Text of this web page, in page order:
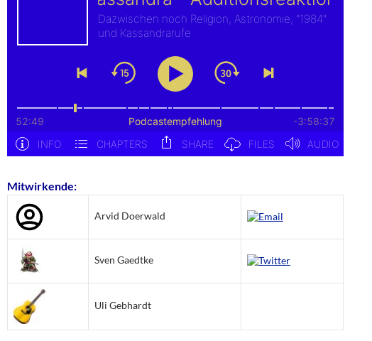
Mitwirkende:
Arvid Doerwald
Sven Gaedtke
Uli Gebhardt